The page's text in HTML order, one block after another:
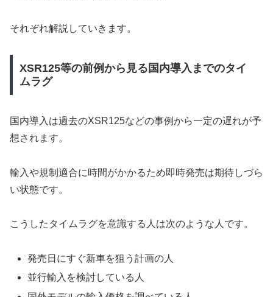
それぞれ解説していきます。
XSR125等の前例から見る国内導入までのタイ
ムラグ
国内導入は過去のXSR125などの事例から一定の遅れが予
想されます。
輸入や規制適合に時間がかかるため即時発売は期待しづら
い状態です。
こうしたタイムラグを意識する人は次のような人です。
発売日にすぐ新車を狙う計画の人
並行輸入を検討している人